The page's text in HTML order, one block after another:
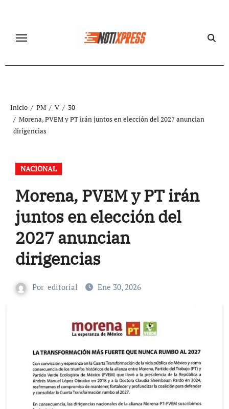
contenido
Inicio PM V
30
Morena, PVEM y PT irán juntos en elección del 2027 anuncian
dirigencias
NACIONAL
Morena, PVEM y PT irán
juntos en elección del
2027 anuncian
dirigencias
Por editorial Ene 30, 2026